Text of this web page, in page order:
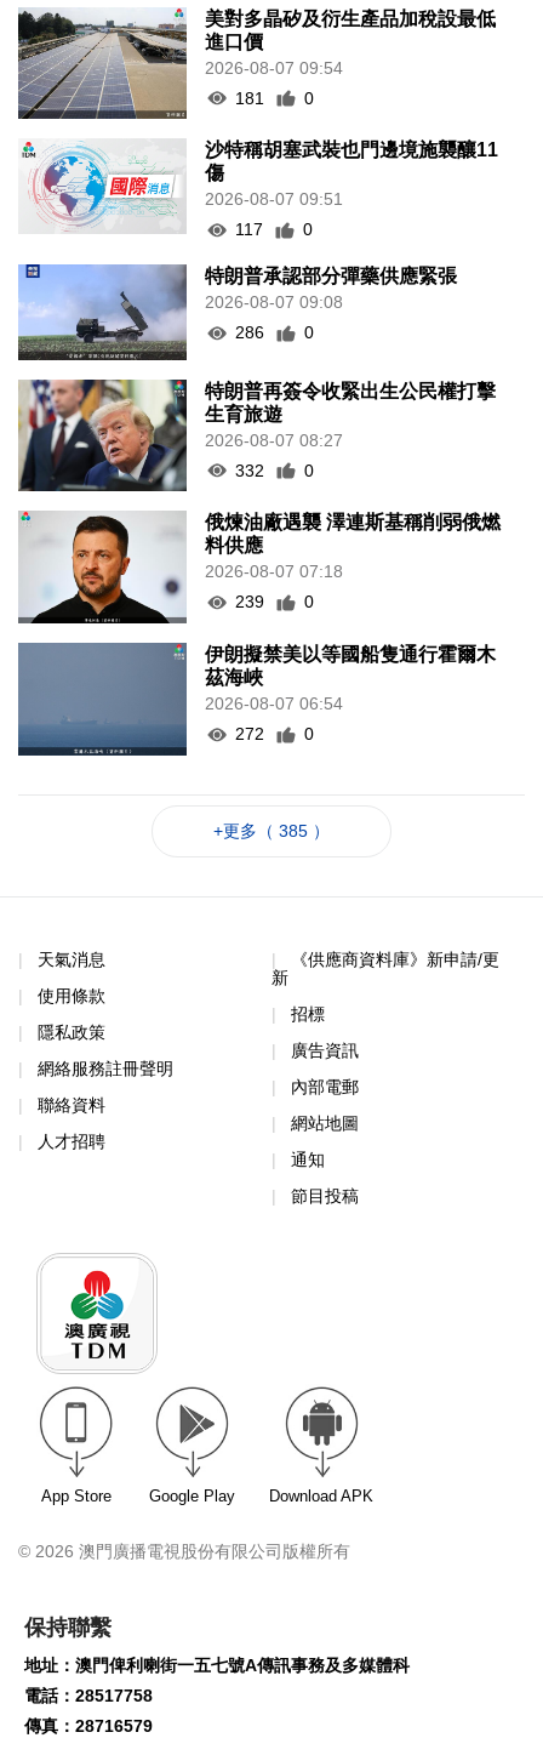
美對多晶矽及衍生產品加稅設最低
進口價
2026-08-07 09:54
181
0
沙特稱胡塞武裝也門邊境施襲釀11
傷
2026-08-07 09:51
117
0
特朗普承認部分彈藥供應緊張
2026-08-07 09:08
286
0
特朗普再簽令收緊出生公民權打擊
生育旅遊
2026-08-07 08:27
332
0
俄煉油廠遇襲 澤連斯基稱削弱俄燃
料供應
2026-08-07 07:18
239
0
伊朗擬禁美以等國船隻通行霍爾木
茲海峽
2026-08-07 06:54
272
0
+更多（ 385 ）
天氣消息
使用條款
隱私政策
網絡服務註冊聲明
聯絡資料
人才招聘
《供應商資料庫》新申請/更
新
招標
廣告資訊
內部電郵
網站地圖
通知
節目投稿
App Store Google Play Download APK
© 2026 澳門廣播電視股份有限公司版權所有
保持聯繫
地址：澳門俾利喇街一五七號A傳訊事務及多媒體科
電話：28517758
傳真：28716579